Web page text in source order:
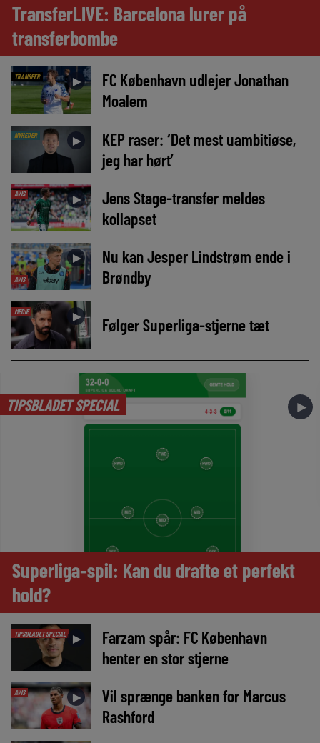
TransferLIVE: Barcelona lurer på
transferbombe
TRANSFER ►
FC København udlejer Jonathan
Moalem
NYHEDER ►
KEP raser: ‘Det mest uambitiøse,
jeg har hørt’
AVIS ►
Jens Stage-transfer meldes
kollapset
AVIS
►
Nu kan Jesper Lindstrøm ende i
Brøndby
MEDIE ► Følger Superliga-stjerne tæt
TIPSBLADET SPECIAL ►
Superliga-spil: Kan du drafte et perfekt
hold?
TIPSBLADET SPECIAL ►
Farzam spår: FC København
henter en stor stjerne
AVIS ►
Vil sprænge banken for Marcus
Rashford